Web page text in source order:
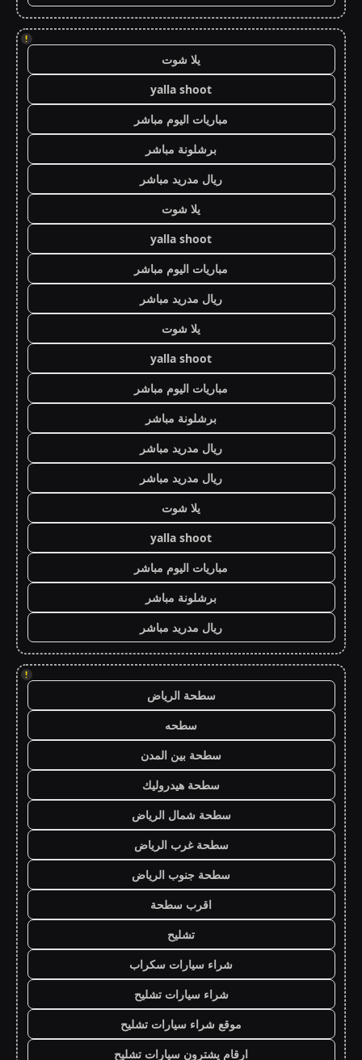
!
يلا شوت
yalla shoot
مباريات اليوم مباشر
برشلونة مباشر
ريال مدريد مباشر
يلا شوت
yalla shoot
مباريات اليوم مباشر
ريال مدريد مباشر
يلا شوت
yalla shoot
مباريات اليوم مباشر
برشلونة مباشر
ريال مدريد مباشر
ريال مدريد مباشر
يلا شوت
yalla shoot
مباريات اليوم مباشر
برشلونة مباشر
ريال مدريد مباشر
!
سطحة الرياض
سطحه
سطحة بين المدن
سطحة هيدروليك
سطحة شمال الرياض
سطحة غرب الرياض
سطحة جنوب الرياض
اقرب سطحة
تشليح
شراء سيارات سكراب
شراء سيارات تشليح
موقع شراء سيارات تشليح
ارقام يشترون سيارات تشليح